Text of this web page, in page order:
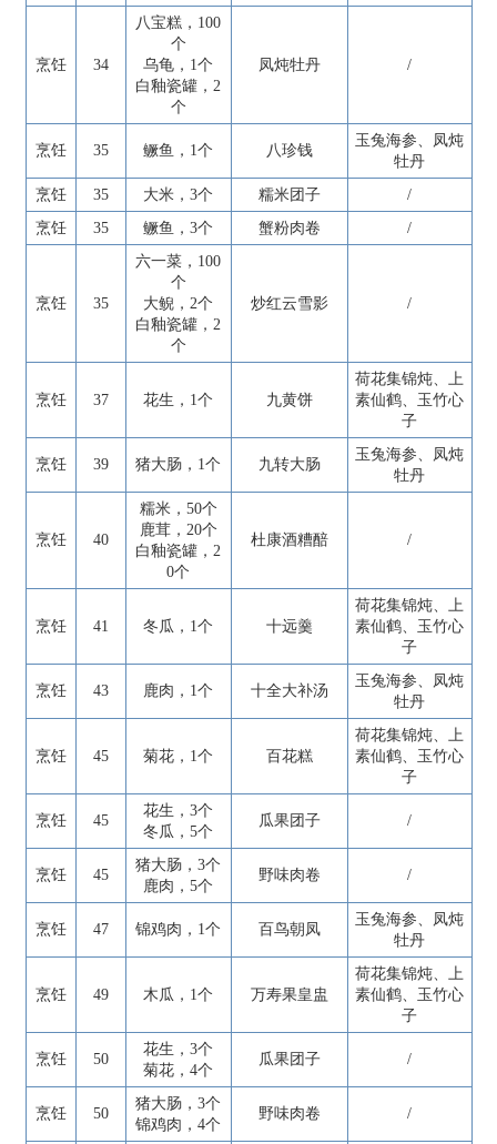
烹饪 34
八宝糕，100
个
乌龟，1个
白釉瓷罐，2
个
凤炖牡丹 /
烹饪 35 鳜鱼，1个 八珍钱
玉兔海参、凤炖
牡丹
烹饪
35 大米，3个 糯米团子
/
烹饪
35 鳜鱼，3个 蟹粉肉卷 /
烹饪 35
六一菜，100
个
大鲵，2个
白釉瓷罐，2
个
炒红云雪影 /
烹饪 37 花生，1个 九黄饼
荷花集锦炖、上
素仙鹤、玉竹心
子
烹饪 39 猪大肠，1个 九转大肠
玉兔海参、凤炖
牡丹
烹饪 40
糯米，50个
鹿茸，20个
白釉瓷罐，2
0个
杜康酒糟醅 /
烹饪 41 冬瓜，1个 十远羹
荷花集锦炖、上
素仙鹤、玉竹心
子
烹饪 43 鹿肉，1个 十全大补汤
玉兔海参、凤炖
牡丹
烹饪 45 菊花，1个 百花糕
荷花集锦炖、上
素仙鹤、玉竹心
子
烹饪 45
花生，3个
冬瓜，5个
瓜果团子 /
烹饪 45
猪大肠，3个
鹿肉，5个
野味肉卷 /
烹饪 47 锦鸡肉，1个 百鸟朝凤
玉兔海参、凤炖
牡丹
烹饪 49 木瓜，1个 万寿果皇盅
荷花集锦炖、上
素仙鹤、玉竹心
子
烹饪 50
花生，3个
菊花，4个
瓜果团子 /
烹饪 50
猪大肠，3个
锦鸡肉，4个
野味肉卷 /